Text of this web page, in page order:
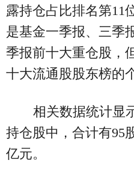
露持仓占比排名第11
是基金一季报、三季
季报前十大重仓股，
十大流通股股东榜的
相关数据统计显
持仓股中，合计有95
亿元。